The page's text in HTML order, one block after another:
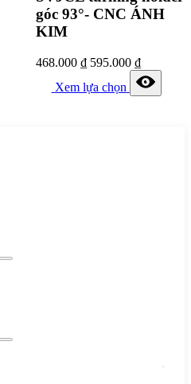
góc 93°- CNC ÁNH
KIM
468.000₫ 595.000₫
Xem lựa chọn